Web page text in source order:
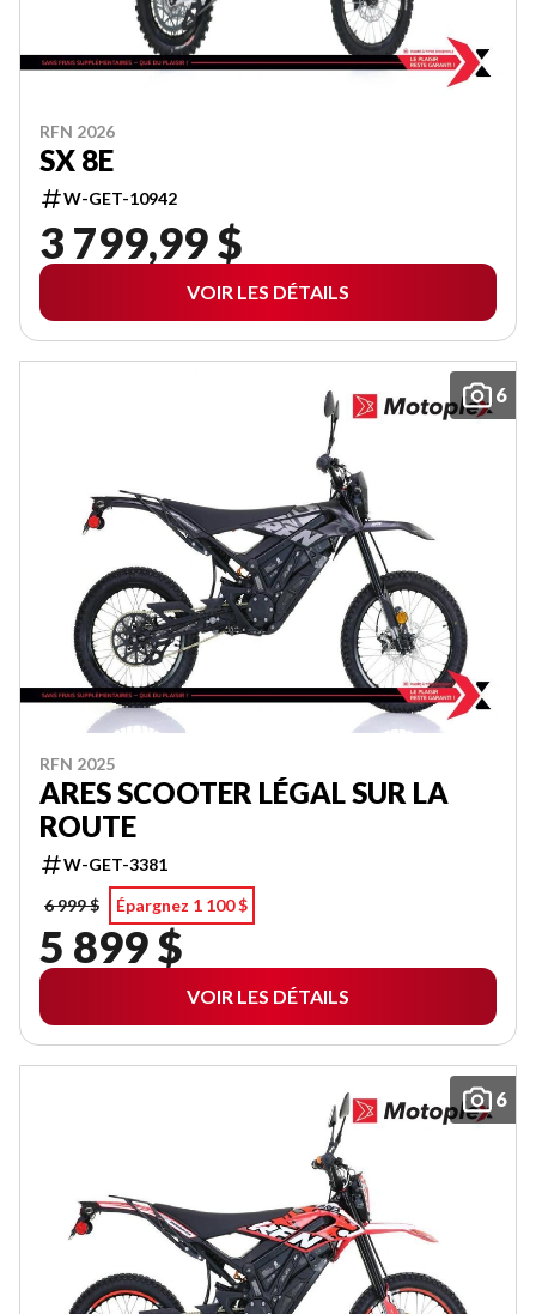
RFN 2026
SX 8E
W-GET-10942
3 799,99 $
VOIR LES DÉTAILS
6
RFN 2025
ARES SCOOTER LÉGAL SUR LA
ROUTE
W-GET-3381
6 999 $
Épargnez 1 100 $
5 899 $
VOIR LES DÉTAILS
6